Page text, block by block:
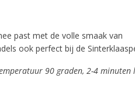
past met de volle smaak van
ook perfect bij de
90 graden, 2-4 minuten